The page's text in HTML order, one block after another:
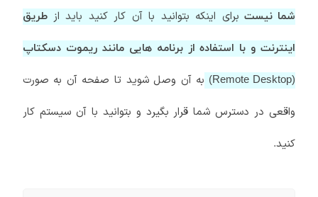
شما نیست برای اینکه بتوانید با آن کار کنید باید از طریق
اینترنت و با استفاده از برنامه هایی مانند ریموت دسکتاپ
(Remote Desktop)
به آن وصل شوید تا صفحه آن به صورت
واقعی در دسترس شما قرار بگیرد و بتوانید با آن سیستم کار
کنید.